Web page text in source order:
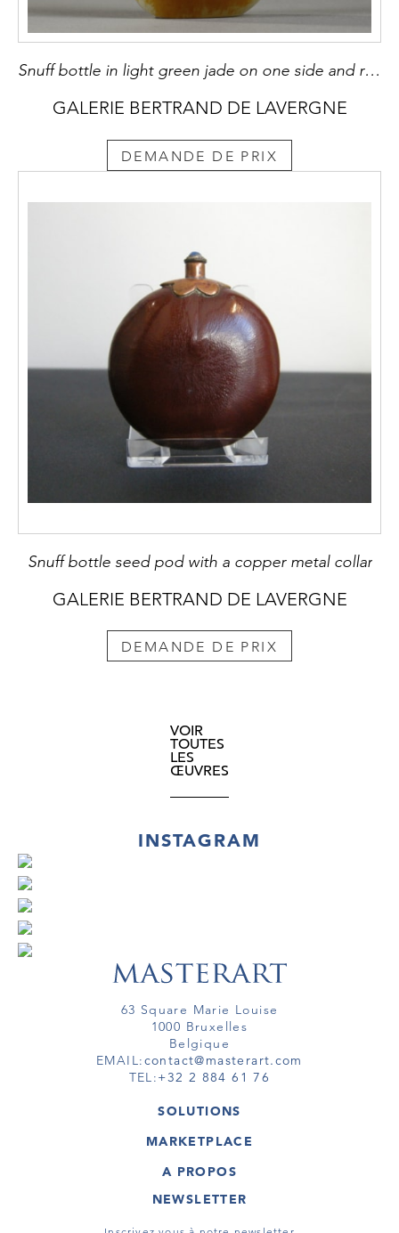
Snuff bottle in light green jade on one side and rust brown on the other - China 1750/1850
GALERIE BERTRAND DE LAVERGNE
DEMANDE DE PRIX
Snuff bottle seed pod with a copper metal collar
GALERIE BERTRAND DE LAVERGNE
DEMANDE DE PRIX
VOIR
TOUTES
LES
ŒUVRES
INSTAGRAM
63 Square Marie Louise
1000 Bruxelles
Belgique
EMAIL:contact@masterart.com
TEL:+32 2 884 61 76
SOLUTIONS
GALERIE
ARTISTE
TOUR VIRTUEL
MARKETPLACE
OEUVRES D'ART
TOURS VIRTUELS
A PROPOS
MASTERART
CONDITIONS GÉNÉRALES
NEWSLETTER